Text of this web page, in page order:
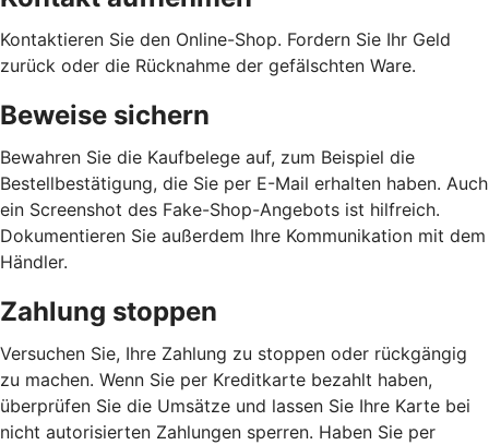
Kontaktieren Sie den Online-Shop. Fordern Sie Ihr Geld
zurück oder die Rücknahme der gefälschten Ware.
Beweise sichern
Bewahren Sie die Kaufbelege auf, zum Beispiel die
Bestellbestätigung, die Sie per E-Mail erhalten haben. Auch
ein Screenshot des Fake-Shop-Angebots ist hilfreich.
Dokumentieren Sie außerdem Ihre Kommunikation mit dem
Händler.
Zahlung stoppen
Versuchen Sie, Ihre Zahlung zu stoppen oder rückgängig
zu machen. Wenn Sie per Kreditkarte bezahlt haben,
überprüfen Sie die Umsätze und lassen Sie Ihre Karte bei
nicht autorisierten Zahlungen sperren. Haben Sie per